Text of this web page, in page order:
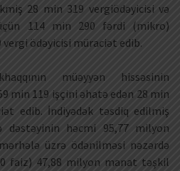
28 min 319 vergiödəyicisi və
114 min 290 fərdi (mikro)
ödəyicisi müraciət edib.
müəyyən hissəsinin
min 119 işçini əhatə edən 28 min
edib. İndiyədək təsdiq edilmiş
dəstəyinin həcmi 95,77 milyon
üzrə ödənilməsi nəzərdə
faiz) 47,88 milyon manat təşkil